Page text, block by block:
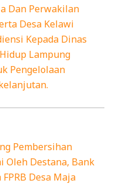
Dan Perwakilan
Desa Kelawi
Kepada Dinas
Lampung
Pengelolaan
Pembersihan
Oleh Destana, Bank
Desa Maja